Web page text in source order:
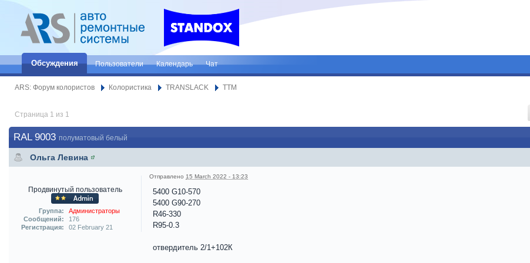
Обсуждения Пользователи Календарь Чат
ARS: Форум колористов Колористика TRANSLACK TTM
Страница 1 из 1
RAL 9003 полуматовый белый
Ольга Левина
Продвинутый пользователь
Группа:
Администраторы
Сообщений:
176
Регистрация:
02 February 21
Отправлено 15 March 2022 - 13:23
5400 G10-570
5400 G90-270
R46-330
R95-0.3
отвердитель 2/1+102К